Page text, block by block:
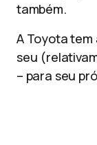
também.
A Toyota tem
seu
– para seu